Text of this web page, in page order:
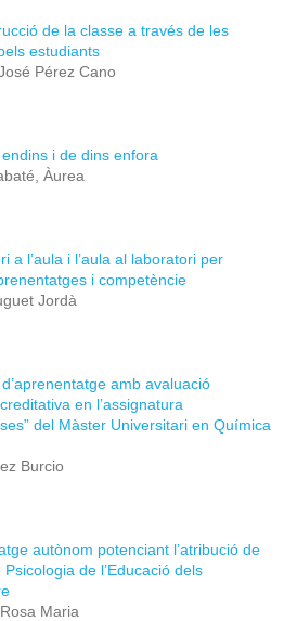
de la classe a través de les
estudiants
Pérez Cano
i de dins enfora
Àurea
a l’aula i l’aula al laboratori per
i competèncie
Jordà
amb avaluació
en l’assignatura
del Màster Universitari en Química
Burcio
autònom potenciant l’atribució de
de l’Educació dels
Maria